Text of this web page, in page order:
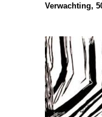
Verwachting,